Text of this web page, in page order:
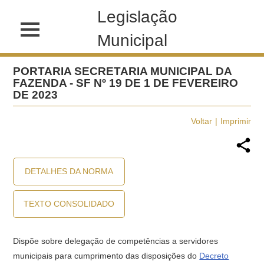
Legislação
Municipal
PORTARIA SECRETARIA MUNICIPAL DA
FAZENDA - SF Nº 19 DE 1 DE FEVEREIRO
DE 2023
Voltar Imprimir
DETALHES DA NORMA
TEXTO CONSOLIDADO
Dispõe sobre delegação de competências a servidores
municipais para cumprimento das disposições do Decreto